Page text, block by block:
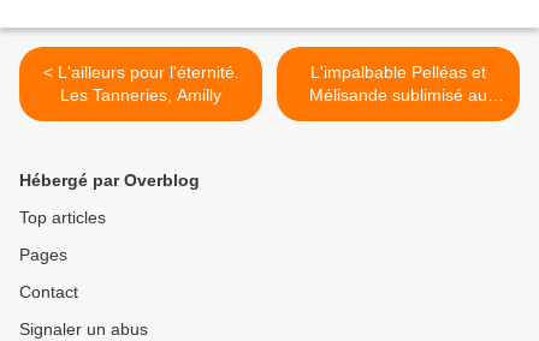
< L'ailleurs pour l'éternité.
Les Tanneries, Amilly
L'impalbable Pelléas et
Mélisande sublimisé au
Théâtre des Champs-
Hébergé par Overblog
Top articles
Pages
Contact
Signaler un abus